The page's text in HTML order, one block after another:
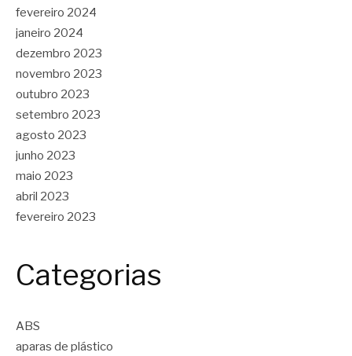
fevereiro 2024
janeiro 2024
dezembro 2023
novembro 2023
outubro 2023
setembro 2023
agosto 2023
junho 2023
maio 2023
abril 2023
fevereiro 2023
Categorias
ABS
aparas de plástico